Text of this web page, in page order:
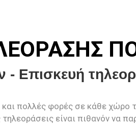
Επισκευή
πολλές φορές σε κάθε χώρο
είναι πιθανόν να